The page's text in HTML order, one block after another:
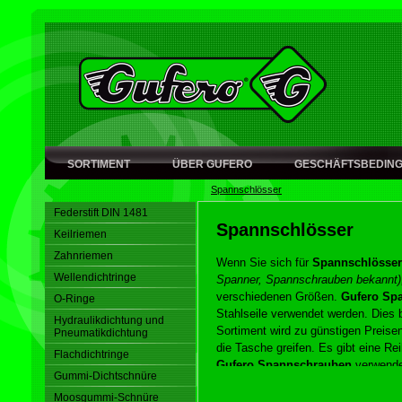
SORTIMENT ÜBER GUFERO
Spannschlösser
Federstift DIN 1481
Keilriemen
Zahnriemen
Wellendichtringe
O-Ringe
Hydraulikdichtung und
Pneumatikdichtung
Flachdichtringe
Gummi-Dichtschnüre
Moosgummi-Schnüre
Spannschlösser
Wenn Sie sich für Spannschlösser
Spanner, Spannschrauben
verschiedenen Größen. Gufero
Stahlseile verwendet werden.
Sortiment wird zu günstigen
die Tasche greifen. Es gibt eine
Gufero Spannschrauben